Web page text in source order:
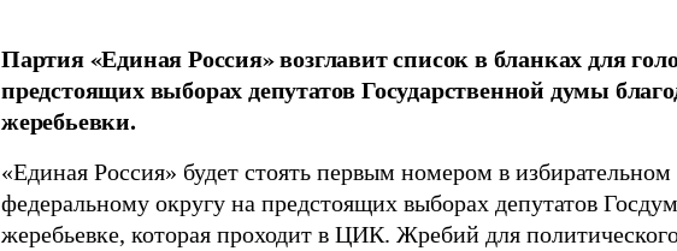
Партия «Единая Россия» возглавит список в бланках для
предстоящих выборах депутатов Государственной думы
жеребьевки.
«Единая Россия» будет стоять первым номером в
федеральному округу на предстоящих выборах депутатов
жеребьевке, которая проходит в ЦИК. Жребий для